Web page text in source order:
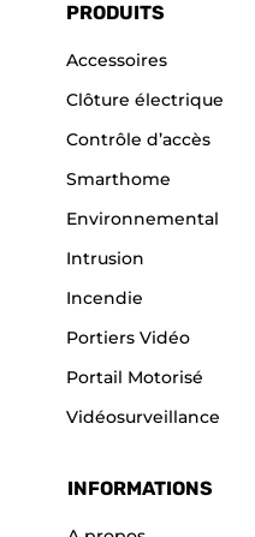
PRODUITS
Accessoires
Clôture électrique
Contrôle d’accès
Smarthome
Environnemental
Intrusion
Incendie
Portiers Vidéo
Portail Motorisé
Vidéosurveillance
INFORMATIONS